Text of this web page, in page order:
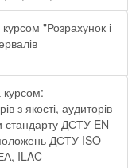
"Розрахунок і
курсом:
з якості, аудиторів
стандарту ДСТУ EN
ДСТУ ISO
ILAC-